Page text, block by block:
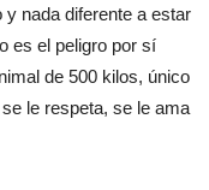
nada diferente a estar
es el peligro por sí
de 500 kilos, único
le respeta, se le ama